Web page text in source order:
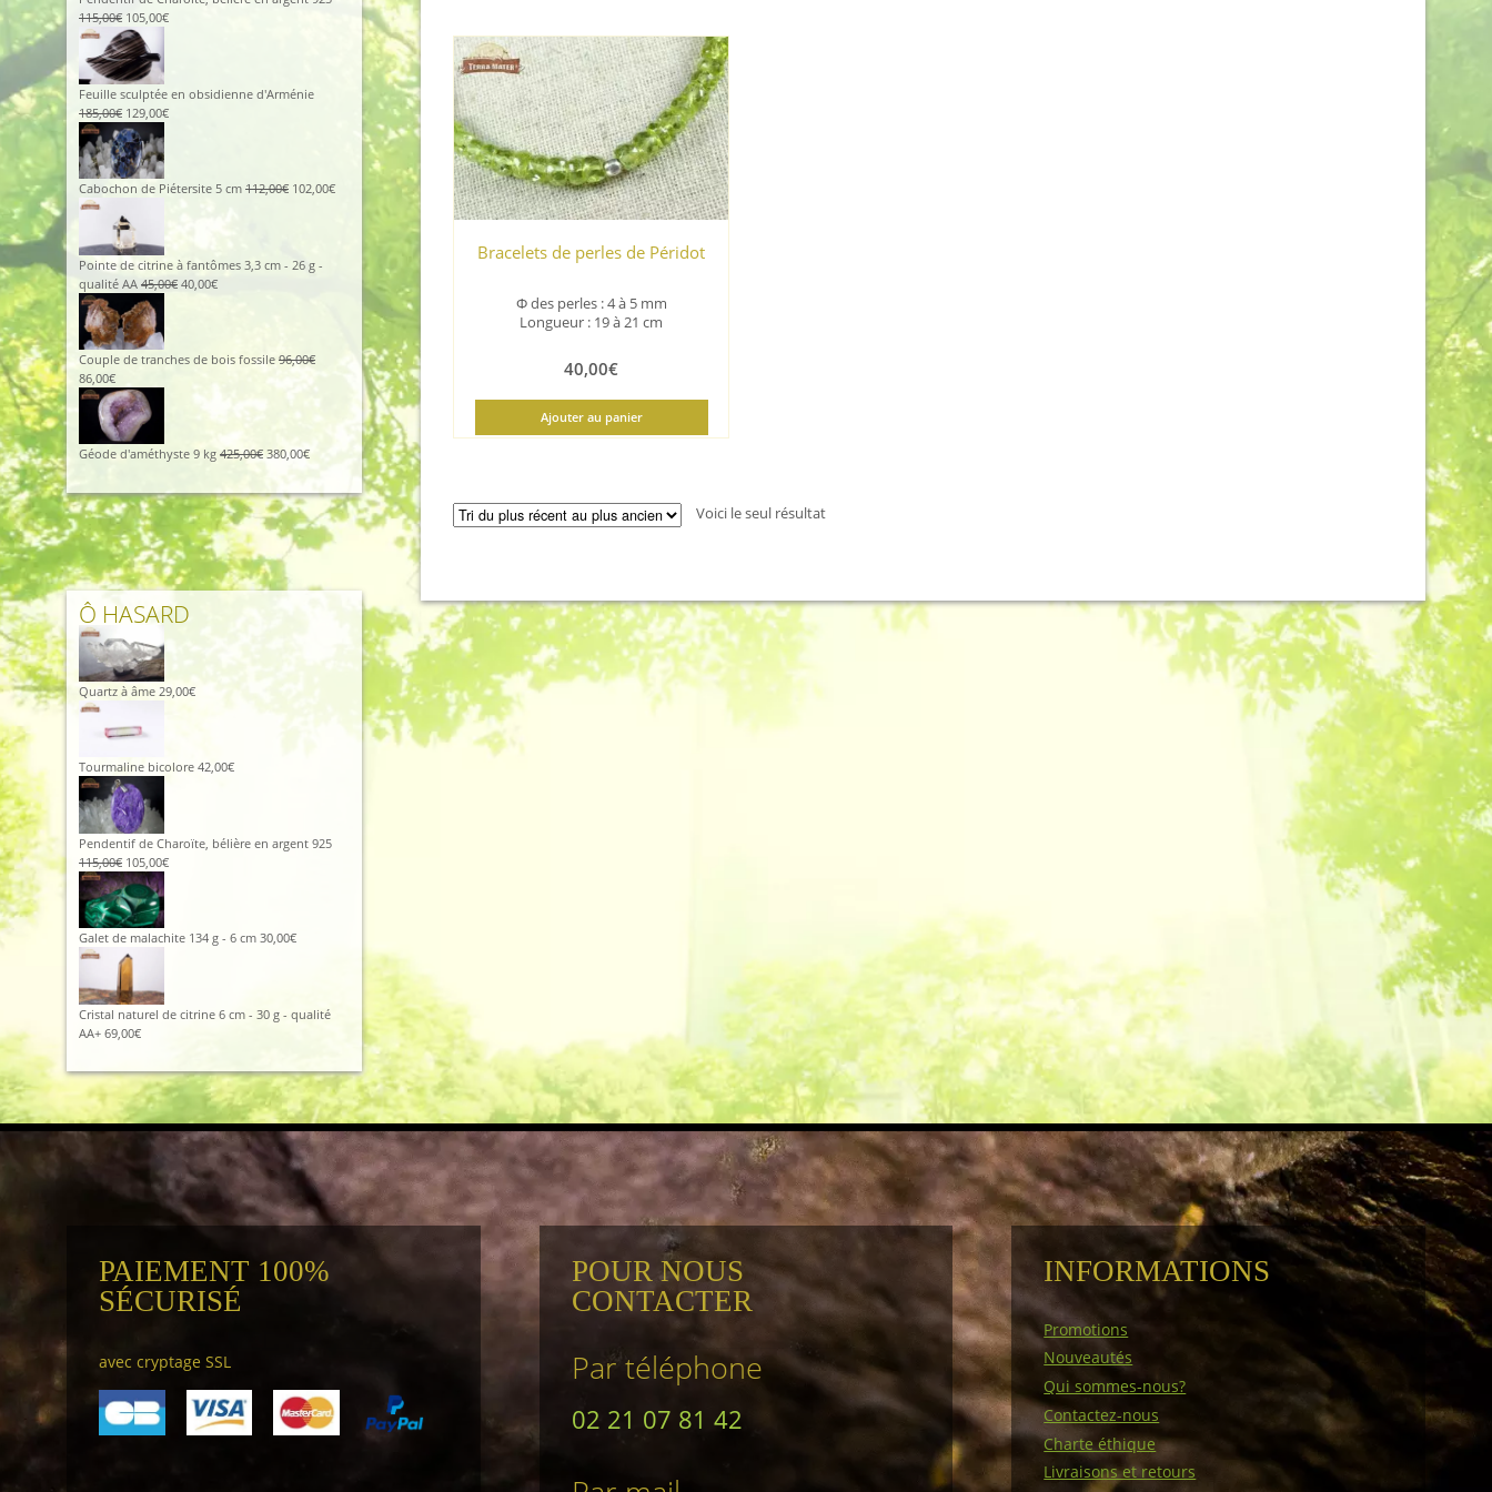
Bracelets de perles de Péridot
Φdes perles : 4 à 5 mm
Longueur : 19 à 21 cm
40,00€
Ajouter au panier
Voici le seul résultat
115,00€ Le
prix
initial
était :
115,00€.
105,00€Le
105,00€.
Feuille sculptée en obsidienne d'Arménie
185,00€ Le
prix
initial
était :
185,00€.
129,00€Le
129,00€.
Cabochon de Piétersite 5 cm 112,00€ Le
112,00€.
102,00€Le
Pointe de citrine à fantômes 3,3 cm - 26 g -
qualité AA 45,00€ Le
45,00€.
40,00€Le
40,00€.
Couple de tranches de bois fossile 96,00€
Le
prix
initial
était :
96,00€.
86,00€Le
prix
actuel
est :
86,00€.
Géode d'améthyste 9 kg 425,00€Le
initial
était :
425,00€.
380,00€Le
actuel
est :
380,00€.
Ô HASARD
Quartz à âme 29,00€
Tourmaline bicolore 42,00€
Pendentif de Charoïte, bélière en argent 925
115,00€ Le
prix
initial
était :
115,00€.
105,00€Le
105,00€.
Galet de malachite 134 g - 6 cm 30,00€
Cristal naturel de citrine 6 cm - 30 g - qualité
AA+ 69,00€
PAIEMENT 100%
SÉCURISÉ
avec cryptage SSL
POUR NOUS
CONTACTER
Par téléphone
02 21 07 81 42
INFORMATIONS
Promotions
Nouveautés
Qui sommes-nous?
Contactez-nous
Charte éthique
Livraisons et retours